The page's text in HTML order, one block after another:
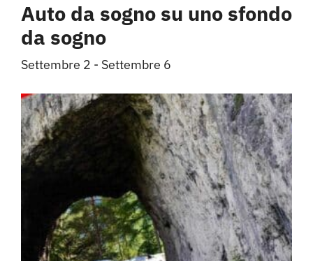
Auto da sogno su uno sfondo
da sogno
Settembre 2 - Settembre 6